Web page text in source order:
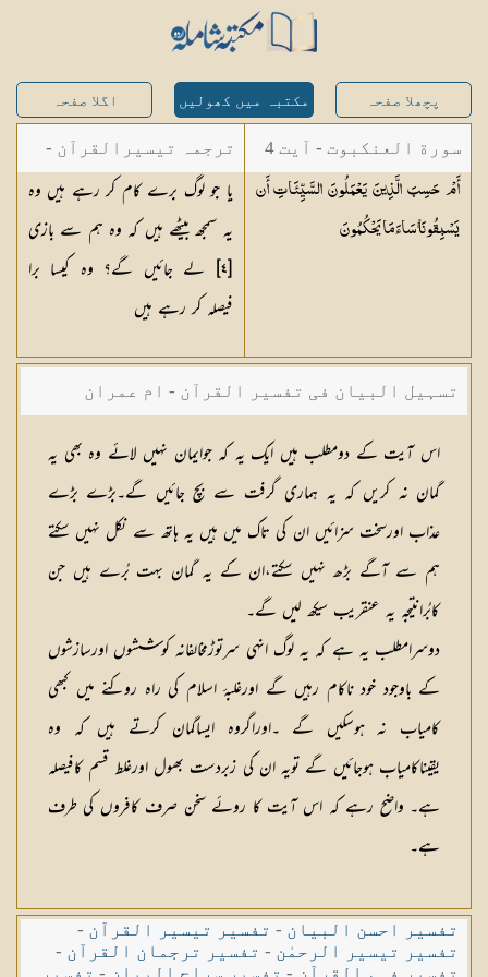
پچھلا صفحہ مکتبہ میں کھولیں اگلا صفحہ
سورة العنكبوت - آیت 4
أَمْ حَسِبَ الَّذِينَ يَعْمَلُونَ السَّيِّئَاتِ أَن
يَسْبِقُونَا ۚ سَاءَ مَايَحْكُمُونَ
ترجمہ تیسیرالقرآن -
مولانا عبد الرحمن
کیلانی
یا جو لوگ برے کام کر رہے ہیں وہ
یہ سمجھ بیٹھے ہیں کہ وہ ہم سے بازی
[٤] لے جائیں گے؟ وہ کیسا برا
فیصلہ کر رہے ہیں
تسہیل البیان فی تفسیر القرآن - ام عمران
شکیلہ بنت میاں فضل حسین
اس آیت کے دومطلب ہیں ایک یہ کہ جوایمان نہیں لائے وہ بھی یہ
گمان نہ کریں کہ یہ ہماری گرفت سے بچ جائیں گے۔بڑے بڑے
عذاب اورسخت سزائیں ان کی تاک میں ہیں یہ ہاتھ سے نکل نہیں سکتے
ہم سے آگے بڑھ نہیں سکتے،ان کے یہ گمان بہت بُرے ہیں جن
کابُرانتیجہ یہ عنقریب سیکھ لیں گے۔
دوسرامطلب یہ ہے کہ یہ لوگ انہی سرتوڑمخالفانہ کوششوں اورسازشوں
کے باوجود خود ناکام رہیں گے اورغلبۂ اسلام کی راہ روکنے میں کبھی
کامیاب نہ ہوسکیں گے ۔اوراگروہ ایساگمان کرتے ہیں کہ وہ
یقیناکامیاب ہوجائیں گے تویہ ان کی زبردست بھول اورغلط قسم کافیصلہ
ہے۔ واضح رہے کہ اس آیت کا روئے سخن صرف کافروں کی طرف
ہے۔
تفسیر احسن البیان - تفسیر تیسیر القرآن -
تفسیر تیسیر الرحمٰن - تفسیر ترجمان القرآن -